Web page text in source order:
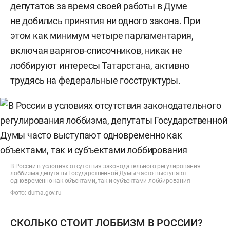
депутатов за время своей работы в Думе
не добились принятия ни одного закона. При
этом как минимум четыре парламентария,
включая варягов-списочников, никак не
лоббируют интересы Татарстана, активно
трудясь на федеральные госструктуры.
В России в условиях отсутствия законодательного регулирования
лоббизма депутаты Государственной Думы часто выступают
одновременно как объектами, так и субъектами лоббирования
Фото: duma.gov.ru
СКОЛЬКО СТОИТ ЛОББИЗМ В РОССИИ?